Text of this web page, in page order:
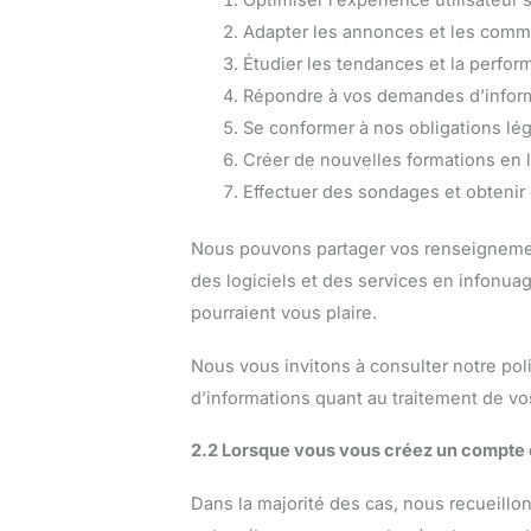
Adapter les annonces et les
Étudier les tendances et la
Répondre à vos demandes
Se conformer à nos obligations
Créer de nouvelles formations en
Effectuer des sondages et
Nous pouvons partager vos
des logiciels et des services en
pourraient vous plaire.
Nous vous invitons à consulter notre
d’informations quant au traitement de
2.2 Lorsque vous vous créez un
Dans la majorité des cas, nous